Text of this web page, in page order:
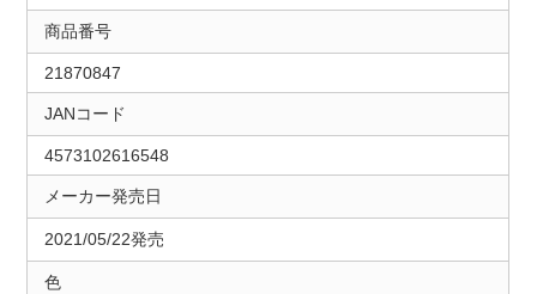
商品番号
21870847
JANコード
4573102616548
メーカー発売日
2021/05/22発売
色